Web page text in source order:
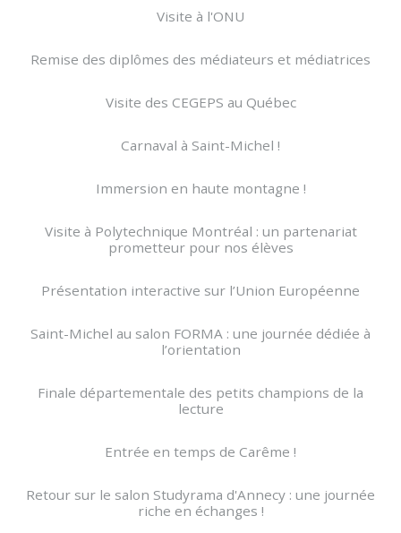
Visite à l'ONU
Remise des diplômes des médiateurs et médiatrices
Visite des CEGEPS au Québec
Carnaval à Saint-Michel !
Immersion en haute montagne !
Visite à Polytechnique Montréal : un partenariat
prometteur pour nos élèves
Présentation interactive sur l’Union Européenne
Saint-Michel au salon FORMA : une journée dédiée à
l’orientation
Finale départementale des petits champions de la
lecture
Entrée en temps de Carême !
Retour sur le salon Studyrama d'Annecy : une journée
riche en échanges !